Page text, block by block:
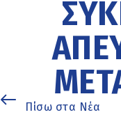
Πίσω στα Νέα